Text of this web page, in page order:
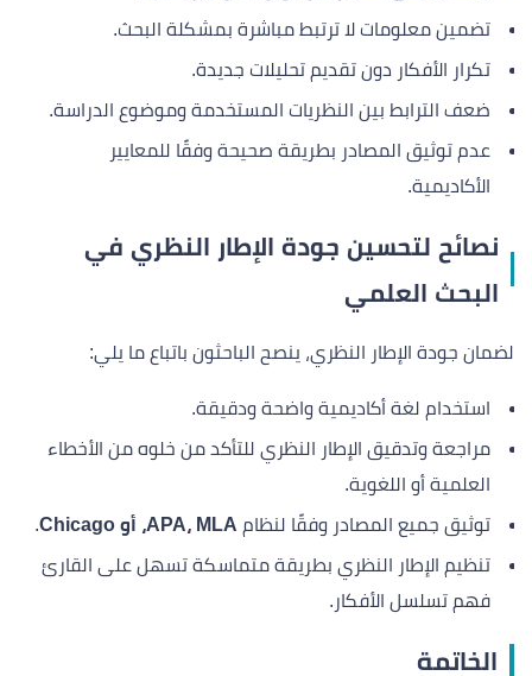
تضمين معلومات لا ترتبط مباشرة بمشكلة البحث.
تكرار الأفكار دون تقديم تحليلات جديدة.
ضعف الترابط بين النظريات المستخدمة وموضوع الدراسة.
عدم توثيق المصادر بطريقة صحيحة وفقًا للمعايير
الأكاديمية.
نصائح لتحسين جودة الإطار النظري في
البحث العلمي
لضمان جودة الإطار النظري، ينصح الباحثون باتباع ما يلي:
استخدام لغة أكاديمية واضحة ودقيقة.
مراجعة وتدقيق الإطار النظري للتأكد من خلوه من الأخطاء
العلمية أو اللغوية.
توثيق جميع المصادر وفقًا لنظام APA، MLA، أو Chicago
.
تنظيم الإطار النظري بطريقة متماسكة تسهل على القارئ
فهم تسلسل الأفكار.
الخاتمة